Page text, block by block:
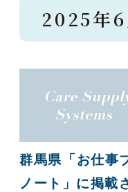
2025年6
群馬県「お仕事
ノート」に掲載